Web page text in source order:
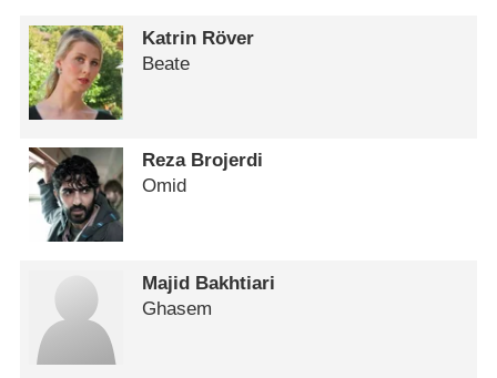
Katrin Röver
Beate
Reza Brojerdi
Omid
Majid Bakhtiari
Ghasem